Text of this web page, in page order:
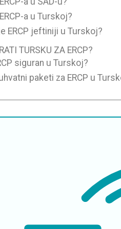
a u Turskoj?
ERCP jeftiniji u Turskoj?
TURSKU ZA ERCP?
siguran u Turskoj?
paketi za ERCP u